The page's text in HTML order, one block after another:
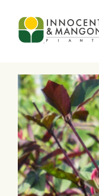
Skip to main content